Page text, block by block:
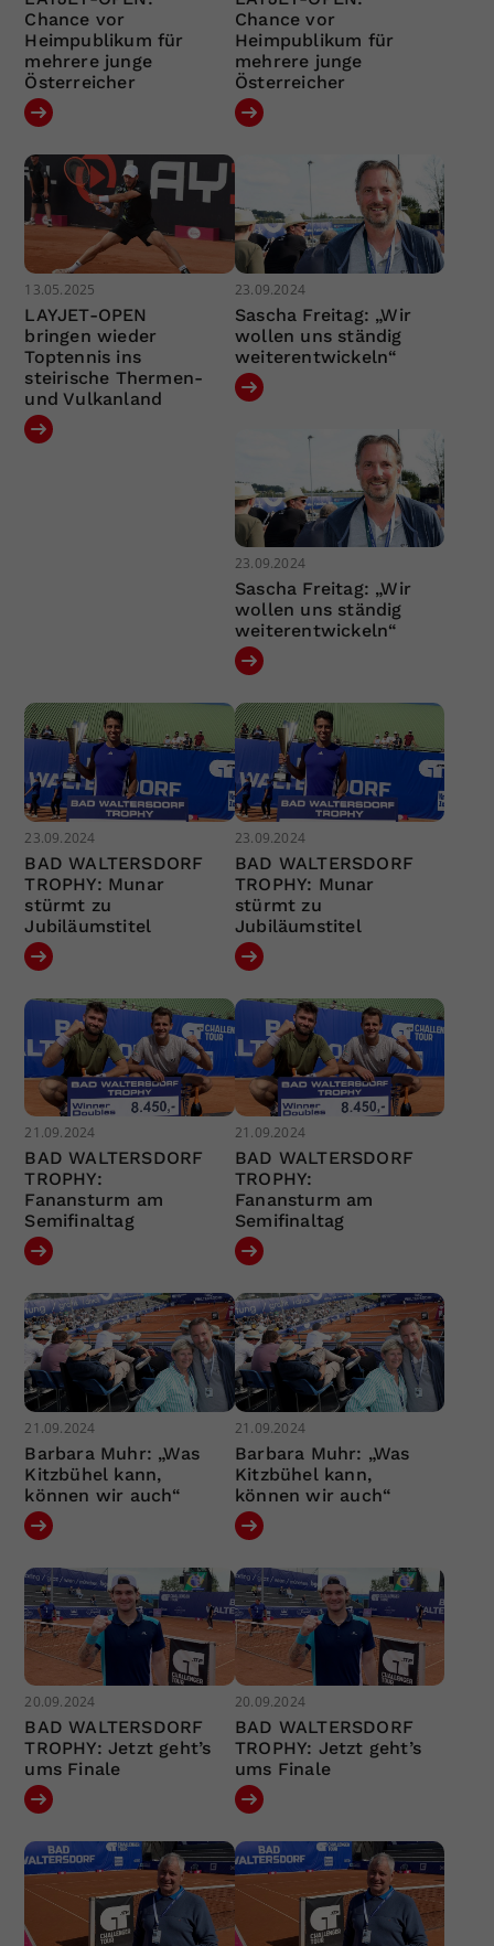
Chance vor
Heimpublikum für
mehrere junge
Österreicher
Chance vor
Heimpublikum für
mehrere junge
Österreicher
13.05.2025
LAYJET-OPEN
bringen wieder
Toptennis ins
steirische Thermen-
und Vulkanland
23.09.2024
Sascha Freitag: „Wir
wollen uns ständig
weiterentwickeln“
23.09.2024
Sascha Freitag: „Wir
wollen uns ständig
weiterentwickeln“
23.09.2024
BAD WALTERSDORF
TROPHY: Munar
stürmt zu
Jubiläumstitel
23.09.2024
BAD WALTERSDORF
TROPHY: Munar
stürmt zu
Jubiläumstitel
21.09.2024
BAD WALTERSDORF
TROPHY:
Fanansturm am
Semifinaltag
21.09.2024
BAD WALTERSDORF
TROPHY:
Fanansturm am
Semifinaltag
21.09.2024
Barbara Muhr: „Was
Kitzbühel kann,
können wir auch“
21.09.2024
Barbara Muhr: „Was
Kitzbühel kann,
können wir auch“
20.09.2024
BAD WALTERSDORF
TROPHY: Jetzt geht’s
ums Finale
20.09.2024
BAD WALTERSDORF
TROPHY: Jetzt geht’s
ums Finale